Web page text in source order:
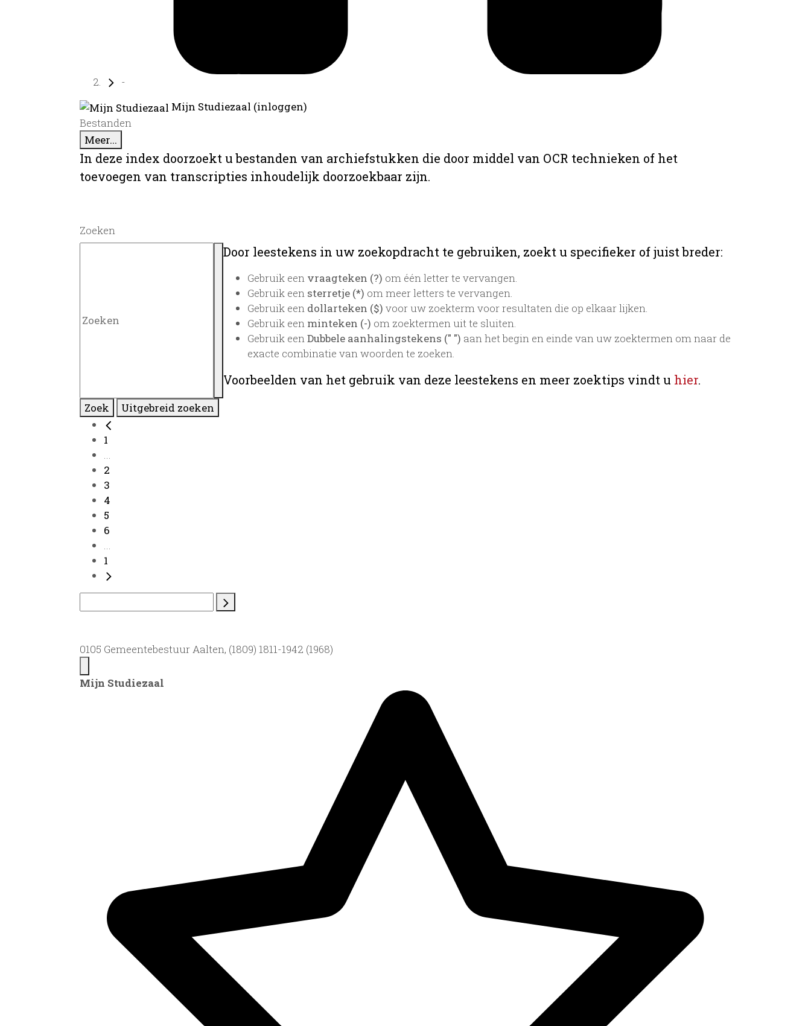
-
Mijn Studiezaal (inloggen)
Bestanden
Meer...
In deze index doorzoekt u bestanden van archiefstukken die door middel van OCR technieken of het
toevoegen van transcripties inhoudelijk doorzoekbaar zijn.
Zoeken
Door leestekens in uw zoekopdracht te gebruiken, zoekt u specifieker of juist breder:
Gebruik een vraagteken (?) om één letter te vervangen.
Gebruik een sterretje (*) om meer letters te vervangen.
Gebruik een dollarteken ($) voor uw zoekterm voor resultaten die op elkaar lijken.
Gebruik een minteken (-) om zoektermen uit te sluiten.
Gebruik eenDubbele aanhalingstekens (" ") aan het begin en einde van uw zoektermen om naar de
exacte combinatie van woorden te zoeken.
Voorbeelden van het gebruik van deze leestekens en meer zoektips vindt u hier.
Zoek Uitgebreid zoeken
1
...
2
3
4
5
6
...
1
0105 Gemeentebestuur Aalten, (1809) 1811-1942 (1968)
Mijn Studiezaal